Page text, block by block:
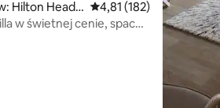
Hilton Head I
Średnia ocena: 4,81 na
4,81 (182)
w świetnej cenie, spacer